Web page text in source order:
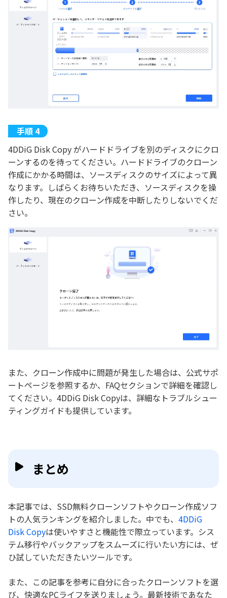
4DDiG Disk Copy がハードドライブを別のディスクにクロ
ーンするのを待ってください。ハードドライブのクローン
作成にかかる時間は、ソースディスクのサイズによって異
なります。しばらくお待ちいただき、ソースディスクを操
作したり、現在のクローン作成を中断したりしないでくだ
さい。
また、クローン作成中に問題が発生した場合は、公式サポ
ートページを参照するか、FAQセクションで詳細を確認し
てください。4DDiG Disk Copyは、詳細なトラブルシュー
ティングガイドも提供しています。
まとめ
本記事では、SSD無料クローンソフトやクローン作成ソフ
トの人気ランキングを紹介しました。中でも、 4DDiG
Disk Copyは使いやすさと機能性で際立っています。シス
テム移行やバックアップをスムーズに行いたい方には、ぜ
ひ試していただきたいツールです。
また、この記事を参考に自分に合ったクローンソフトを選
び、快適なPCライフを送りましょう。最新技術であなた